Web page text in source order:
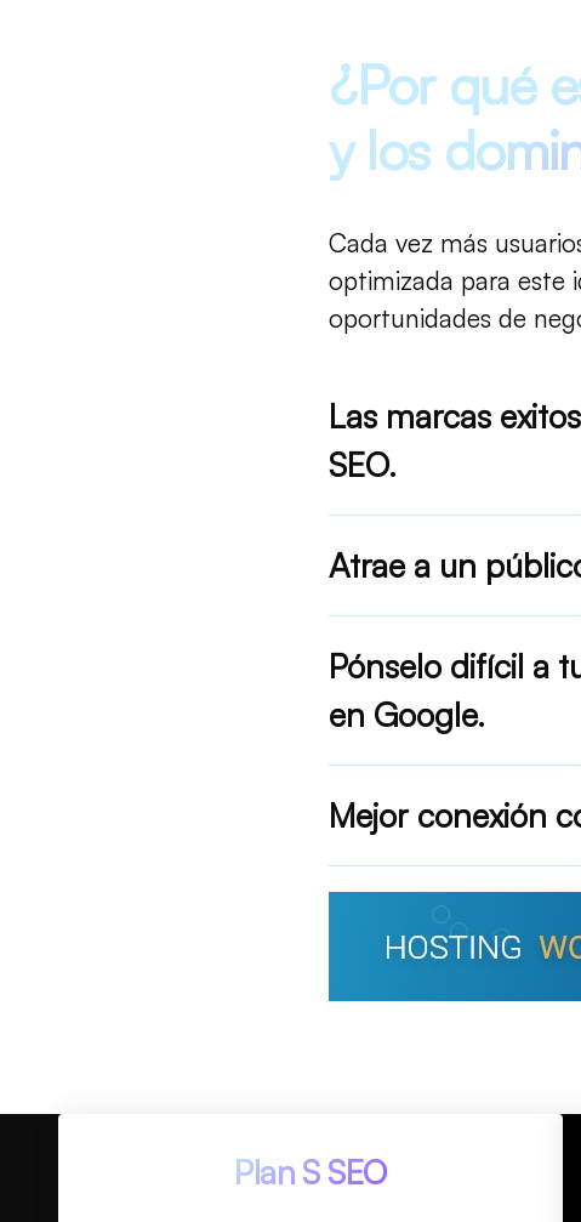
¿Por qué
y los
Cada vez más
optimizada para este
oportunidades de
Las marcas
SEO.
Atrae a un
Pónselo difícil a
en Google.
Mejor conexión
Plan S SEO